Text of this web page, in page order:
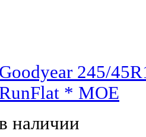
Goodyear 245/
RunFlat * MOE
наличии